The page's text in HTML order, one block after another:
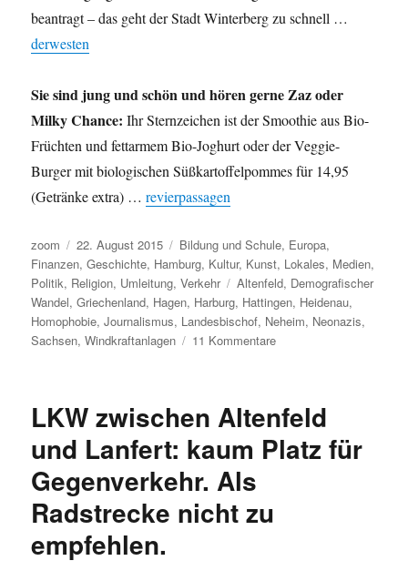
beantragt – das geht der Stadt Winterberg zu schnell …
derwesten
Sie sind jung und schön und hören gerne Zaz oder
Milky Chance: Ihr Sternzeichen ist der Smoothie aus Bio-
Früchten und fettarmem Bio-Joghurt oder der Veggie-
Burger mit biologischen Süßkartoffelpommes für 14,95
(Getränke extra) …revierpassagen
Autor
zoom
Veröffentlicht
am
22. August 2015 Kategorien
Bildung und Schule, Europa,
Finanzen,Geschichte, Hamburg, Kultur, Kunst, Lokales, Medien,
Politik, Religion, Umleitung,Verkehr Schlagwörter
Altenfeld, Demografischer
Wandel,Griechenland, Hagen, Harburg, Hattingen, Heidenau,
Homophobie,Journalismus, Landesbischof, Neheim, Neonazis,
Sachsen,Windkraftanlagen 11 Kommentarezu
Journalismus
Radwege,
LKW zwischen Altenfeld
und Lanfert: kaum Platz für
Gegenverkehr. Als
Radstrecke nicht zu
empfehlen.